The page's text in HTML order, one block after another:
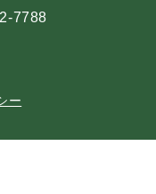
7788
ー